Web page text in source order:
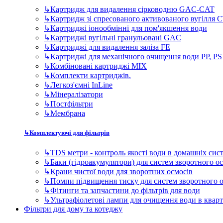
↳Картридж для видалення сірководню GAC-CAT
↳Картридж зі спресованого активованого вугілля
↳Картриджі іонообмінні для пом'якшення води
↳Картриджі вугільні гранульовані GAC
↳Картриджі для видалення заліза FE
↳Картриджі для механічного очищення води PP, PS
↳Комбіновані картриджі MIX
↳Комплекти картриджів.
↳Легкоз'ємні InLine
↳Мінералізатори
↳Постфільтри
↳Мембрана
↳Комплектуючі для фільтрів
↳TDS метри - контроль якості води в домашніх
↳Баки (гідроакумулятори) для систем зворотного
↳Крани чистої води для зворотних осмосів
↳Помпи підвищення тиску для систем зворотного
↳Фітинги та запчастини до фільтрів для води
↳Ультрафіолетові лампи для очищення води в
Фільтри для дому та котеджу